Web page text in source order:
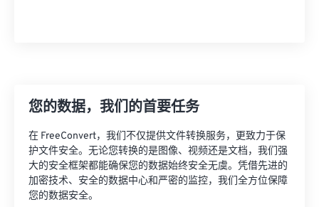
您的数据，我们的首要任务
在 FreeConvert，我们不仅提供文件转换服务，更致力于保
护文件安全。无论您转换的是图像、视频还是文档，我们强
大的安全框架都能确保您的数据始终安全无虞。凭借先进的
加密技术、安全的数据中心和严密的监控，我们全方位保障
您的数据安全。